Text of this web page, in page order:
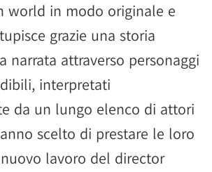
world in modo originale e
grazie una storia
narrata attraverso personaggi
interpretati
da un lungo elenco di attori
scelto di prestare le loro
lavoro del director